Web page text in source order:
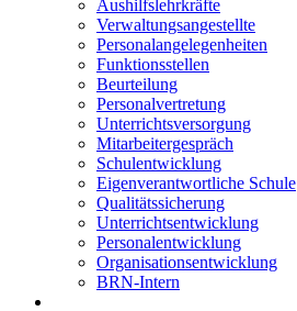
Aushilfslehrkräfte
Verwaltungsangestellte
Personalangelegenheiten
Funktionsstellen
Beurteilung
Personalvertretung
Unterrichtsversorgung
Mitarbeitergespräch
Schulentwicklung
Eigenverantwortliche Schule
Qualitätssicherung
Unterrichtsentwicklung
Personalentwicklung
Organisationsentwicklung
BRN-Intern